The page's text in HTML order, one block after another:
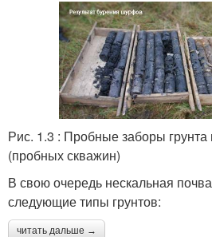
Рис. 1.3 : Пробные заборы
(пробных скважин)
В свою очередь нескальная
следующие типы грунтов:
читать дальше →